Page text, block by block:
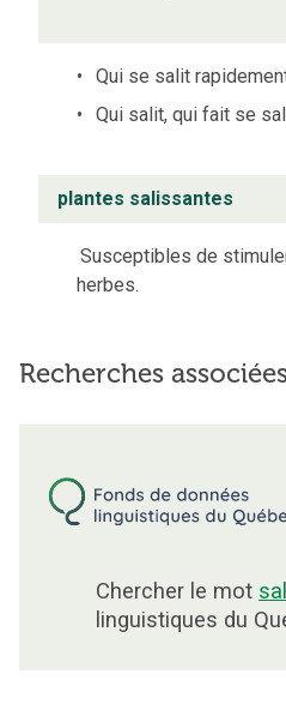
Qui se salit
Qui salit, qui fait se
plantes salissantes
Susceptibles de
herbes.
Recherches
Chercher le mot
linguistiques du